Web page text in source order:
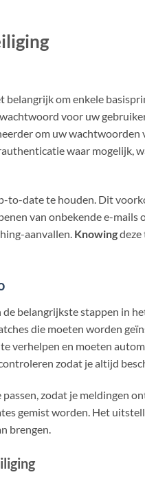
belangrijk om enkele
voor uw
om uw wachtwoorden
waar mogelijk,
to-date te houden. Dit
van onbekende e-mails
aanvallen. Knowingdeze
de belangrijkste stappen in
die moeten worden
verhelpen en moeten
zodat je altijd
zodat je meldingen
gemist worden. Het
brengen.